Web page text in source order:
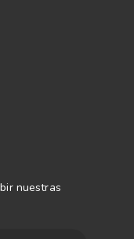
nuestras